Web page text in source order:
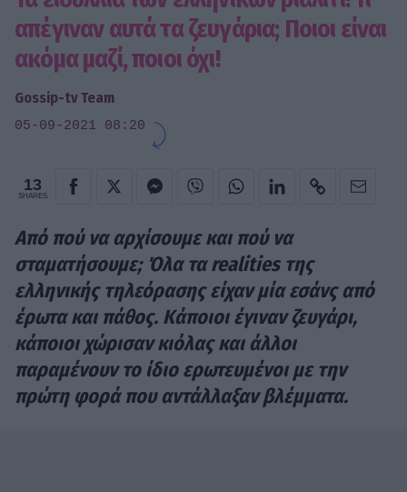
απέγιναν αυτά τα ζευγάρια; Ποιοι είναι
ακόμα μαζί, ποιοι όχι!
Gossip-tv Team
05-09-2021 08:20
13
SHARES
Από πού να αρχίσουμε και πού να
σταματήσουμε; Όλα τα realities της
ελληνικής τηλεόρασης είχαν μία εσάνς από
έρωτα και πάθος. Κάποιοι έγιναν ζευγάρι,
κάποιοι χώρισαν κιόλας και άλλοι
παραμένουν το ίδιο ερωτευμένοι με την
πρώτη φορά που αντάλλαξαν βλέμματα.